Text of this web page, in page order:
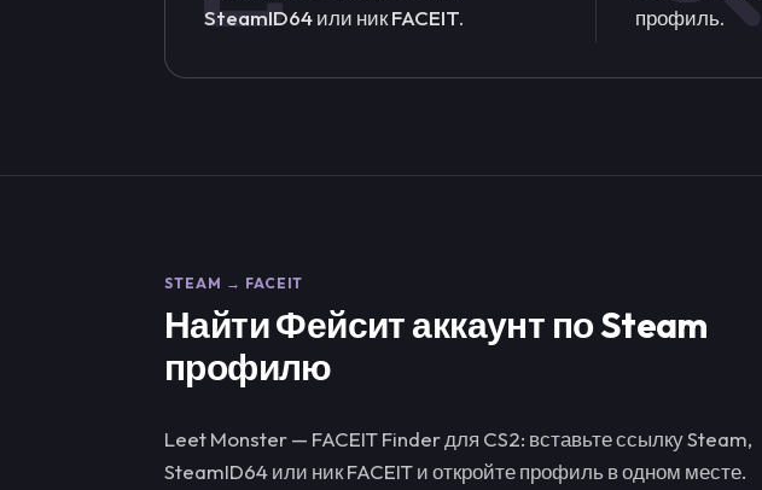
SteamID64 или ник FACEIT.
профиль.
STEAM → FACEIT
Найти Фейсит аккаунт по Steam
профилю
Leet Monster — FACEIT Finder для CS2: вставьте ссылку Steam,
SteamID64 или ник FACEIT и откройте профиль в одном месте.